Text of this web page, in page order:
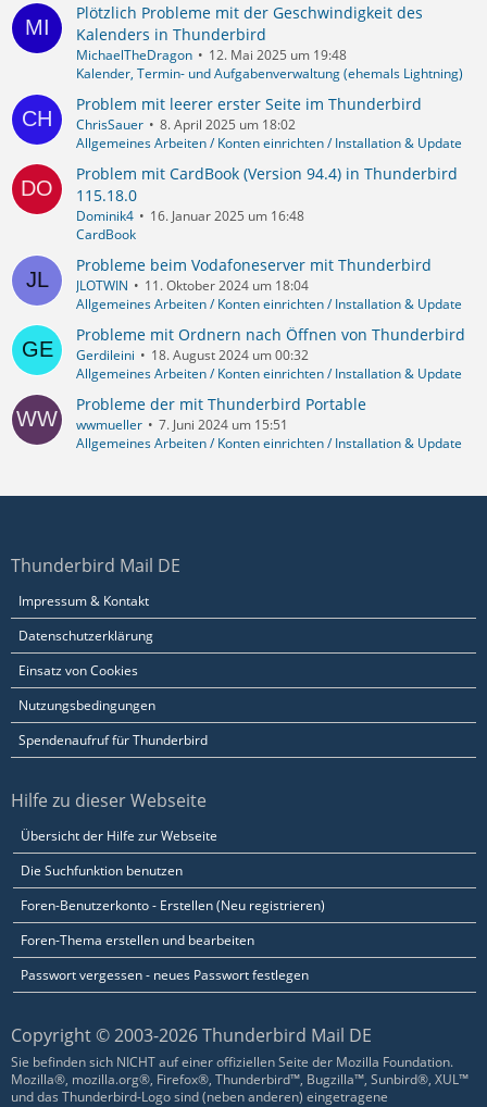
Plötzlich Probleme mit der Geschwindigkeit des
Kalenders in Thunderbird
MichaelTheDragon
12. Mai 2025 um 19:48
Kalender, Termin- und Aufgabenverwaltung (ehemals Lightning)
Problem mit leerer erster Seite im Thunderbird
ChrisSauer
8. April 2025 um 18:02
Allgemeines Arbeiten / Konten einrichten / Installation & Update
Problem mit CardBook (Version 94.4) in Thunderbird
115.18.0
Dominik4
16. Januar 2025 um 16:48
CardBook
Probleme beim Vodafoneserver mit Thunderbird
JLOTWIN
11. Oktober 2024 um 18:04
Allgemeines Arbeiten / Konten einrichten / Installation & Update
Probleme mit Ordnern nach Öffnen von Thunderbird
Gerdileini
18. August 2024 um 00:32
Allgemeines Arbeiten / Konten einrichten / Installation & Update
Probleme der mit Thunderbird Portable
wwmueller
7. Juni 2024 um 15:51
Allgemeines Arbeiten / Konten einrichten / Installation & Update
Thunderbird Mail DE
Impressum & Kontakt
Datenschutzerklärung
Einsatz von Cookies
Nutzungsbedingungen
Spendenaufruf für Thunderbird
Hilfe zu dieser Webseite
Übersicht der Hilfe zur Webseite
Die Suchfunktion benutzen
Foren-Benutzerkonto - Erstellen (Neu registrieren)
Foren-Thema erstellen und bearbeiten
Passwort vergessen - neues Passwort festlegen
Copyright © 2003-2026 Thunderbird Mail DE
Sie befinden sich NICHT auf einer offiziellen Seite der Mozilla Foundation.
Mozilla®, mozilla.org®, Firefox®, Thunderbird™, Bugzilla™, Sunbird®, XUL™
und das Thunderbird-Logo sind (neben anderen) eingetragene